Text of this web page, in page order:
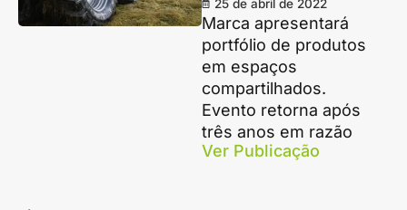
25 de abril de 2022
Marca apresentará
portfólio de produtos
em espaços
compartilhados.
Evento retorna após
três anos em razão
Ver Publicação